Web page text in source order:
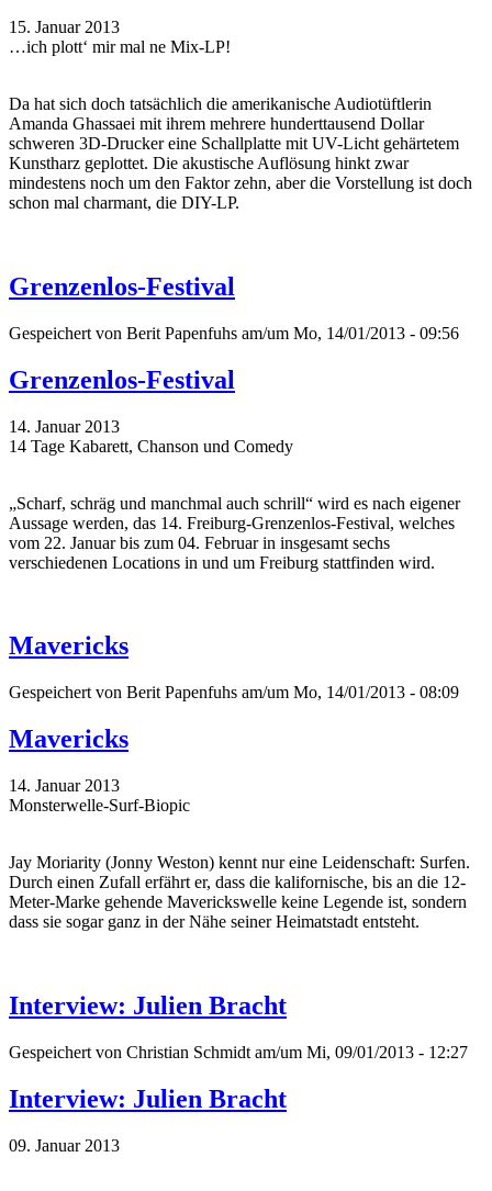
15. Januar 2013
…ich plott‘ mir mal ne Mix-LP!
Da hat sich doch tatsächlich die amerikanische Audiotüftlerin
Amanda Ghassaei mit ihrem mehrere hunderttausend Dollar
schweren 3D-Drucker eine Schallplatte mit UV-Licht gehärtetem
Kunstharz geplottet. Die akustische Auflösung hinkt zwar
mindestens noch um den Faktor zehn, aber die Vorstellung ist doch
schon mal charmant, die DIY-LP.
Grenzenlos-Festival
Gespeichert von Berit Papenfuhs am/um Mo, 14/01/2013 - 09:56
Grenzenlos-Festival
14. Januar 2013
14 Tage Kabarett, Chanson und Comedy
„Scharf, schräg und manchmal auch schrill“ wird es nach eigener
Aussage werden, das 14. Freiburg-Grenzenlos-Festival, welches
vom 22. Januar bis zum 04. Februar in insgesamt sechs
verschiedenen Locations in und um Freiburg stattfinden wird.
Mavericks
Gespeichert von Berit Papenfuhs am/um Mo, 14/01/2013 - 08:09
Mavericks
14. Januar 2013
Monsterwelle-Surf-Biopic
Jay Moriarity (Jonny Weston) kennt nur eine Leidenschaft: Surfen.
Durch einen Zufall erfährt er, dass die kalifornische, bis an die 12-
Meter-Marke gehende Maverickswelle keine Legende ist, sondern
dass sie sogar ganz in der Nähe seiner Heimatstadt entsteht.
Interview: Julien Bracht
Gespeichert von Christian Schmidt am/um Mi, 09/01/2013 - 12:27
Interview: Julien Bracht
09. Januar 2013